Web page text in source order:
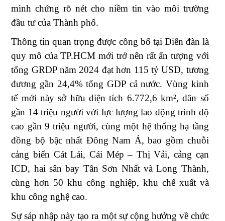
minh chứng rõ nét cho niềm tin vào môi trường
đầu tư của Thành phố.
Thông tin quan trọng được công bố tại Diễn đàn là
quy mô của TP.HCM mới trở nên rất ấn tượng với
tổng GRDP năm 2024 đạt hơn 115 tỷ USD, tương
đương gần 24,4% tổng GDP cả nước. Vùng kinh
tế mới này sở hữu diện tích 6.772,6 km², dân số
gần 14 triệu người với lực lượng lao động trình độ
cao gần 9 triệu người, cùng một hệ thống hạ tầng
đồng bộ bậc nhất Đông Nam Á, bao gồm chuỗi
cảng biển Cát Lái, Cái Mép – Thị Vải, cảng cạn
ICD, hai sân bay Tân Sơn Nhất và Long Thành,
cùng hơn 50 khu công nghiệp, khu chế xuất và
khu công nghệ cao.
Sự sáp nhập này tạo ra một sự cộng hưởng về chức